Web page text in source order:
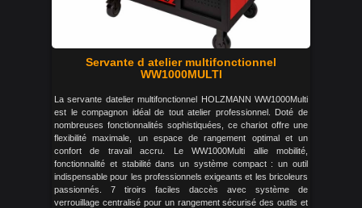
Servante d atelier multifonctionnel
WW1000MULTI
La servante datelier multifonctionnel HOLZMANN WW1000Multi
est le compagnon idéal de tout atelier professionnel. Doté de
nombreuses fonctionnalités sophistiquées, ce chariot offre une
flexibilité maximale, un espace de rangement optimal et un
confort de travail accru. Le WW1000Multi allie mobilité,
fonctionnalité et stabilité dans un système compact : un outil
indispensable pour les professionnels exigeants et les bricoleurs
passionnés. 7 tiroirs faciles daccès avec système de
verrouillage centralisé pour un rangement sécurisé des outils et